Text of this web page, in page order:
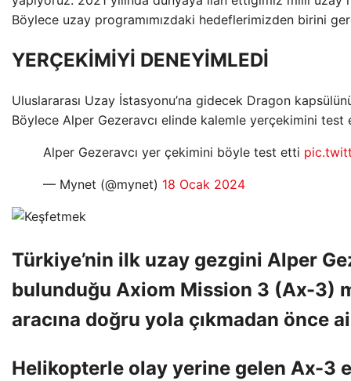
Böylece uzay programımızdaki hedeflerimizden birini
YERÇEKİMİYİ DENEYİMLEDİ
Uluslararası Uzay İstasyonu’na gidecek Dragon
Böylece Alper Gezeravcı elinde kalemle yerçekimini test
Alper Gezeravcı yer çekimini böyle test etti
— Mynet (@mynet) 18 Ocak 2024
Türkiye’nin ilk uzay gezgini Alper
bulunduğu Axiom Mission 3 (Ax-3)
aracına doğru yola çıkmadan önce
Helikopterle olay yerine gelen Ax-3